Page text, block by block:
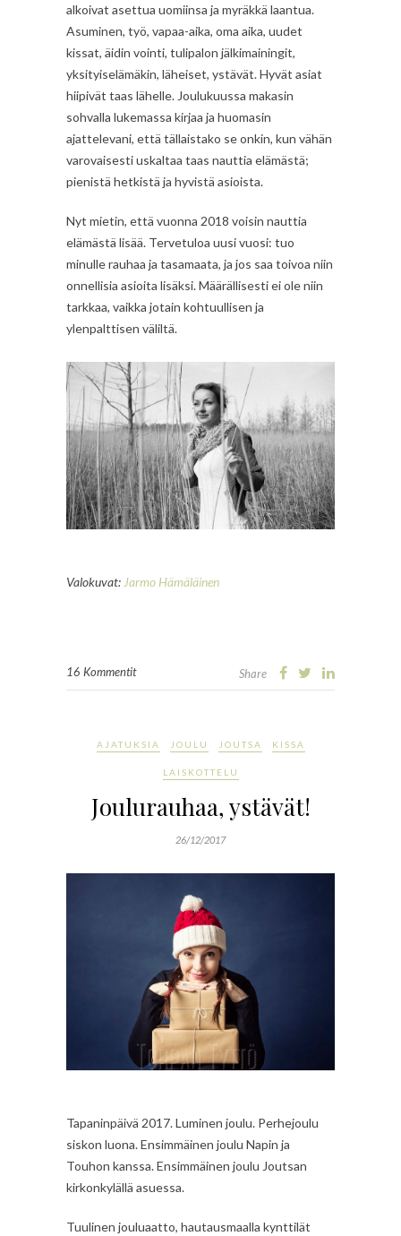
alkoivat asettua uomiinsa ja myräkkä laantua.
Asuminen, työ, vapaa-aika, oma aika, uudet
kissat, äidin vointi, tulipalon jälkimainingit,
yksityiselämäkin, läheiset, ystävät. Hyvät asiat
hiipivät taas lähelle. Joulukuussa makasin
sohvalla lukemassa kirjaa ja huomasin
ajattelevani, että tällaistako se onkin, kun vähän
varovaisesti uskaltaa taas nauttia elämästä;
pienistä hetkistä ja hyvistä asioista.
Nyt mietin, että vuonna 2018 voisin nauttia
elämästä lisää. Tervetuloa uusi vuosi: tuo
minulle rauhaa ja tasamaata, ja jos saa toivoa niin
onnellisia asioita lisäksi. Määrällisesti ei ole niin
tarkkaa, vaikka jotain kohtuullisen ja
ylenpalttisen väliltä.
Valokuvat: Jarmo Hämäläinen
16 Kommentit Share
AJATUKSIA JOULU JOUTSA KISSA
LAISKOTTELU
Joulurauhaa, ystävät!
26/12/2017
Tapaninpäivä 2017. Luminen joulu. Perhejoulu
siskon luona. Ensimmäinen joulu Napin ja
Touhon kanssa. Ensimmäinen joulu Joutsan
kirkonkylällä asuessa.
Tuulinen jouluaatto, hautausmaalla kynttilät